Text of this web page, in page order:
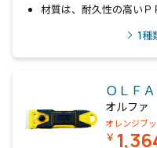
材質は、耐久性の高いＰ
1種
ＯＬＦ
オルファ
オレンジブ
￥